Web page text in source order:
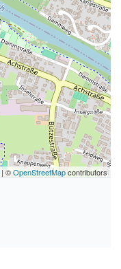
| ©OpenStreetMapcontributors